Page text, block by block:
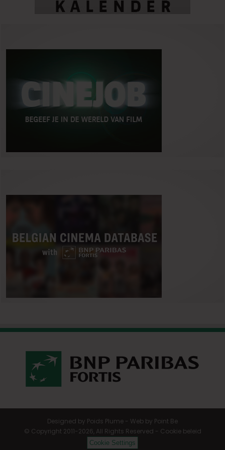
Designed by Poids Plume - Web by Point Be
© Copyright 2011-2026, All Rights Reserved - Cookie beleid
Cookie Settings